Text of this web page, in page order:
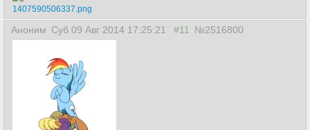
1407590506337.png
Аноним Суб 09 Авг 2014 17:25:21 #11 №2516800